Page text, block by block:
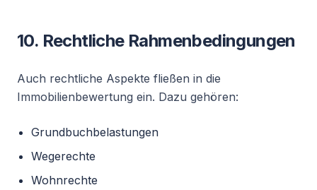
10. Rechtliche Rahmenbedingungen
Auch rechtliche Aspekte fließen in die
Immobilienbewertung ein. Dazu gehören:
Grundbuchbelastungen
Wegerechte
Wohnrechte